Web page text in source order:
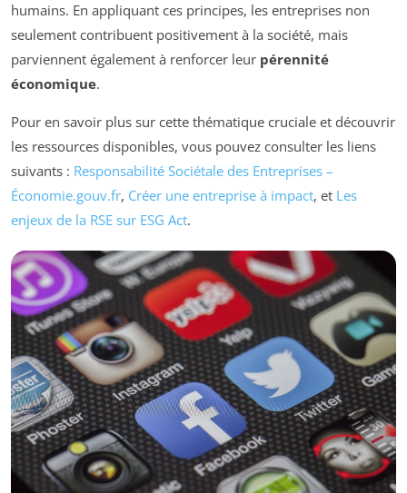
humains. En appliquant ces principes, les entreprises non
seulement contribuent positivement à la société, mais
parviennent également à renforcer leur pérennité
économique.
Pour en savoir plus sur cette thématique cruciale et découvrir
les ressources disponibles, vous pouvez consulter les liens
suivants : Responsabilité Sociétale des Entreprises –
Économie.gouv.fr, Créer une entreprise à impact, et Les
enjeux de la RSE sur ESG Act.